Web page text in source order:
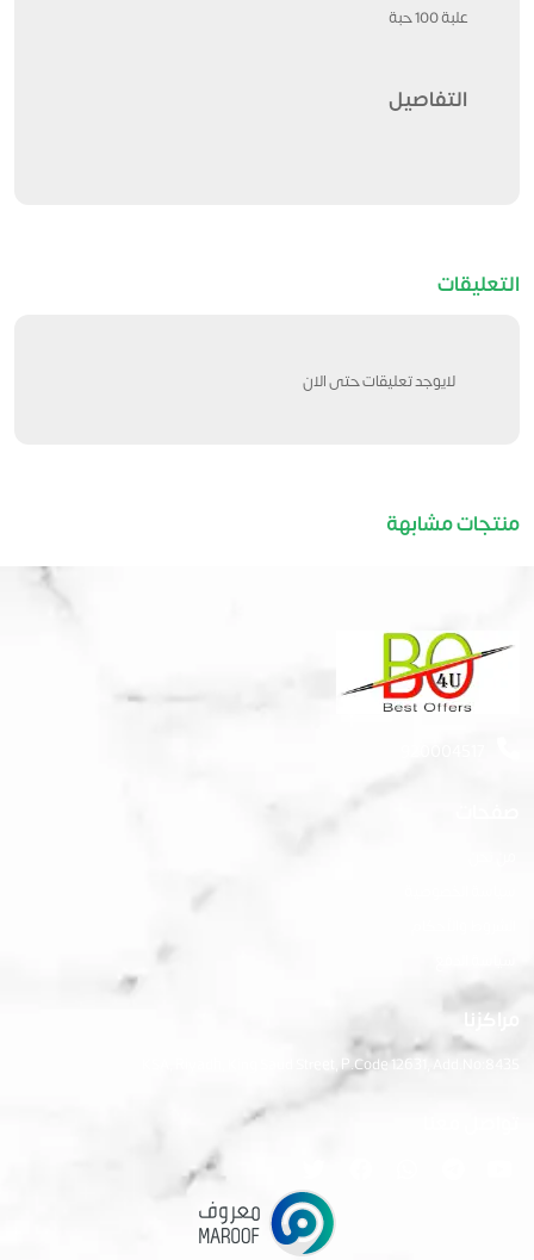
علبة 100 حبة
التفاصيل
التعليقات
لايوجد تعليقات حتى الان
منتجات مشابهة
مراكزنا
KSA, Riyadh, King Saud Street, P.Code 12631, Add.No:8435